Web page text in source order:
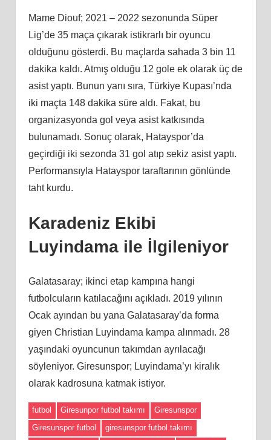
Mame Diouf; 2021 – 2022 sezonunda Süper
Lig’de 35 maça çıkarak istikrarlı bir oyuncu
olduğunu gösterdi. Bu maçlarda sahada 3 bin 11
dakika kaldı. Atmış olduğu 12 gole ek olarak üç de
asist yaptı. Bunun yanı sıra, Türkiye Kupası’nda
iki maçta 148 dakika süre aldı. Fakat, bu
organizasyonda gol veya asist katkısında
bulunamadı. Sonuç olarak, Hatayspor’da
geçirdiği iki sezonda 31 gol atıp sekiz asist yaptı.
Performansıyla Hatayspor taraftarının gönlünde
taht kurdu.
Karadeniz Ekibi
Luyindama ile İlgileniyor
Galatasaray; ikinci etap kampına hangi
futbolcuların katılacağını açıkladı. 2019 yılının
Ocak ayından bu yana Galatasaray’da forma
giyen Christian Luyindama kampa alınmadı. 28
yaşındaki oyuncunun takımdan ayrılacağı
söyleniyor. Giresunspor; Luyindama’yı kiralık
olarak kadrosuna katmak istiyor.
futbol Giresunpor futbol takımı
Giresunspor
Giresunspor futbol
giresunspor futbol takımı